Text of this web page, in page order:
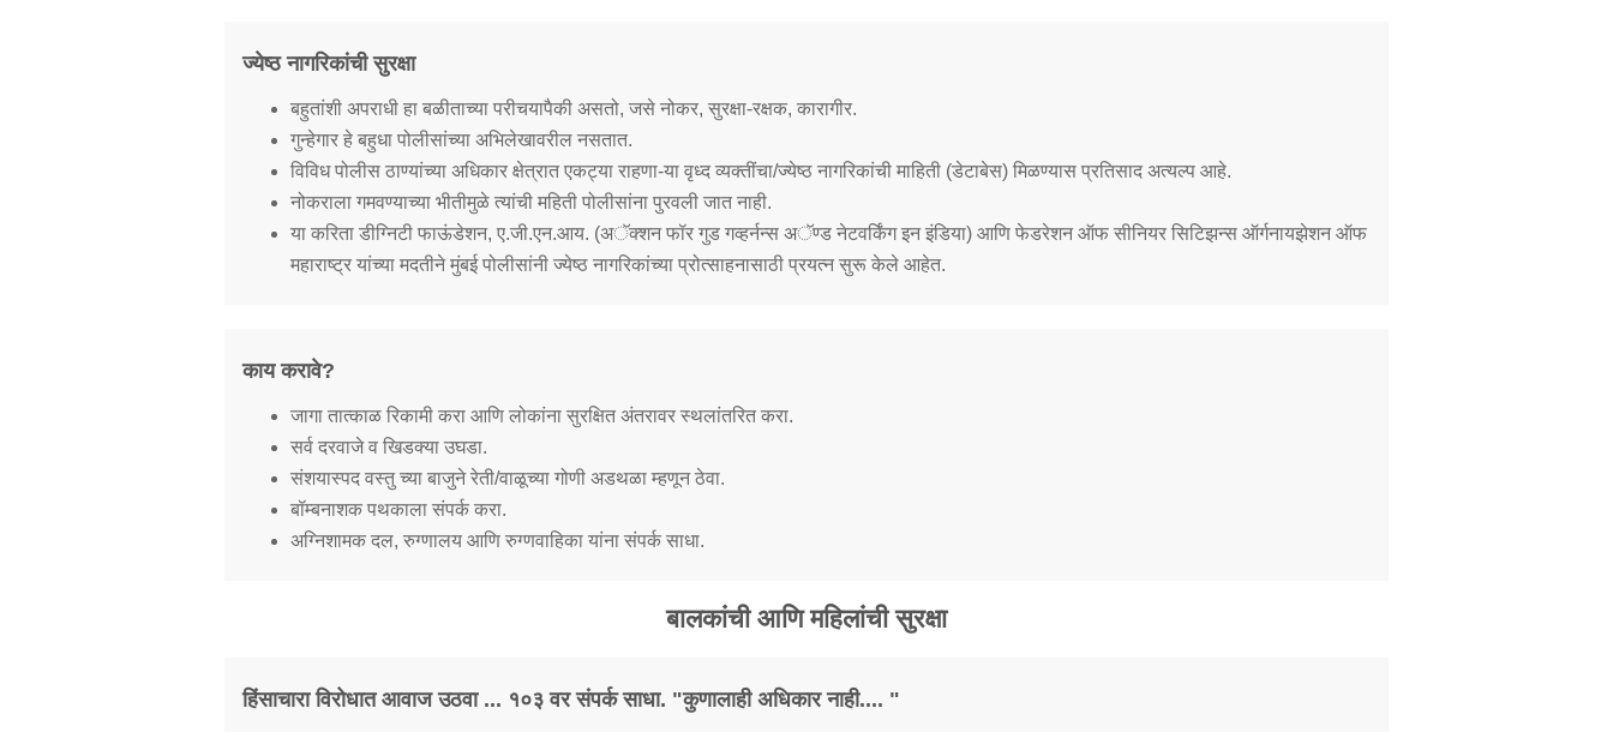
ज्येष्ठ नागरिकांची सुरक्षा
बहुतांशी अपराधी हा बळीताच्या परीचयापैकी असतो, जसे नोकर, सुरक्षा-रक्षक, कारागीर.
गुन्हेगार हे बहुधा पोलीसांच्या अभिलेखावरील नसतात.
विविध पोलीस ठाण्यांच्या अधिकार क्षेत्रात एकट्या राहणा-या वृध्द व्यक्तींचा/ज्येष्ठ नागरिकांची माहिती (डेटाबेस) मिळण्यास प्रतिसाद अत्यल्प आहे.
नोकराला गमवण्याच्या भीतीमुळे त्यांची महिती पोलीसांना पुरवली जात नाही.
या करिता डीग्निटी फाऊंडेशन, ए.जी.एन.आय. (अॅक्शन फॉर गुड गव्हर्नन्स अॅण्ड नेटवर्किंग इन इंडिया) आणि फेडरेशन ऑफ सीनियर सिटिझन्स ऑर्गनायझेशन ऑफ
महाराष्ट्र यांच्या मदतीने मुंबई पोलीसांनी ज्येष्ठ नागरिकांच्या प्रोत्साहनासाठी प्रयत्न सुरू केले आहेत.
काय करावे?
जागा तात्काळ रिकामी करा आणि लोकांना सुरक्षित अंतरावर स्थलांतरित करा.
सर्व दरवाजे व खिडक्या उघडा.
संशयास्पद वस्तु च्या बाजुने रेती/वाळूच्या गोणी अडथळा म्हणून ठेवा.
बॉम्बनाशक पथकाला संपर्क करा.
अग्निशामक दल, रुग्णालय आणि रुग्णवाहिका यांना संपर्क साधा.
बालकांची आणि महिलांची सुरक्षा
हिंसाचारा विरोधात आवाज उठवा ... १०३ वर संपर्क साधा. "कुणालाही अधिकार नाही.... "